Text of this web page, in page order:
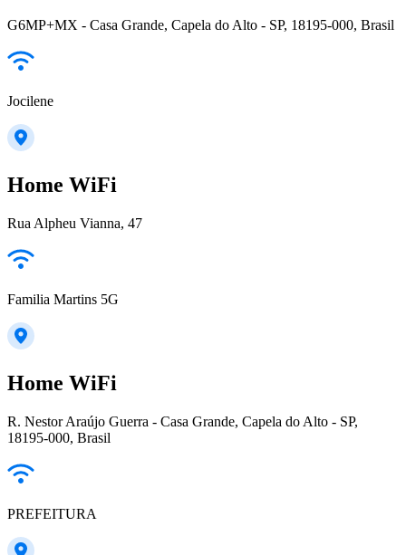
G6MP+MX - Casa Grande, Capela do Alto - SP, 18195-000, Brasil
Jocilene
Home WiFi
Rua Alpheu Vianna, 47
Familia Martins 5G
Home WiFi
R. Nestor Araújo Guerra - Casa Grande, Capela do Alto - SP,
18195-000, Brasil
PREFEITURA